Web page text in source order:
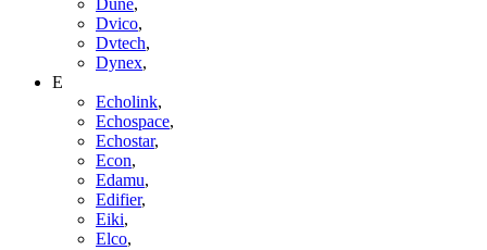
Dvico,
Dvtech,
Dynex,
E
Echolink,
Echospace,
Echostar,
Econ,
Edamu,
Edifier,
Eiki,
Elco,